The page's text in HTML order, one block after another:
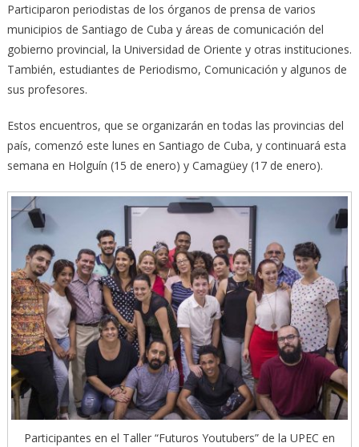
Participaron periodistas de los órganos de prensa de varios
municipios de Santiago de Cuba y áreas de comunicación del
gobierno provincial, la Universidad de Oriente y otras instituciones.
También, estudiantes de Periodismo, Comunicación y algunos de
sus profesores.
Estos encuentros, que se organizarán en todas las provincias del
país, comenzó este lunes en Santiago de Cuba, y continuará esta
semana en Holguín (15 de enero) y Camagüey (17 de enero).
Participantes en el Taller “Futuros Youtubers” de la UPEC en